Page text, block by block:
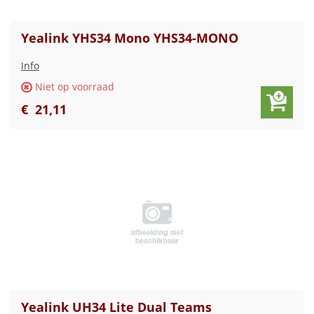
Yealink YHS34 Mono YHS34-MONO
Info
Niet op voorraad
€ 21,11
Yealink UH34 Lite Dual Teams